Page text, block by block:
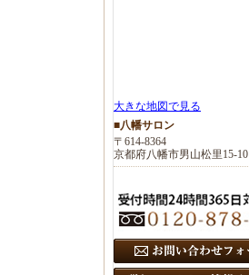
大きな地図で見る
■八幡サロン
〒614-8364
京都府八幡市男山松里15-10